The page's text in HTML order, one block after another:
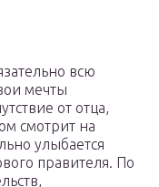
всю
мечты
от отца,
смотрит на
улыбается
правителя. По